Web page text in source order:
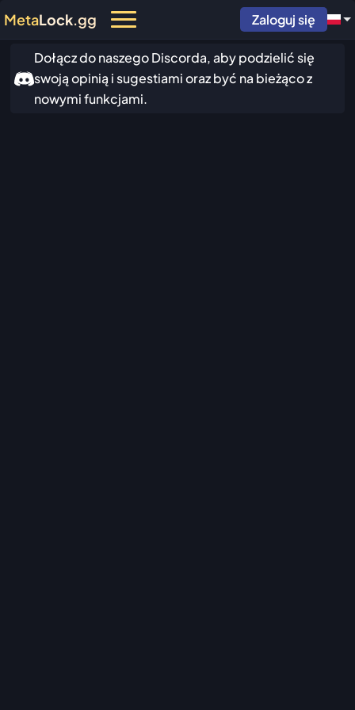
MetaLock.gg Zaloguj się
Dołącz do naszego Discorda, aby podzielić się
swoją opinią i sugestiami oraz być na bieżąco z
nowymi funkcjami.